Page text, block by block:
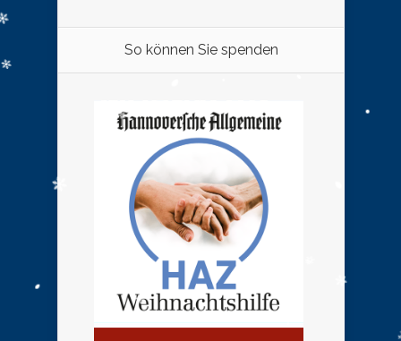
So können Sie spenden